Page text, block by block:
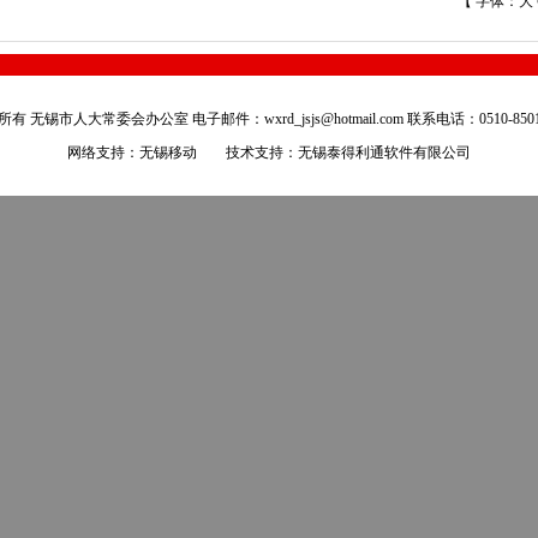
有 无锡市人大常委会办公室 电子邮件：wxrd_jsjs@hotmail.com 联系电话：0510-
网络支持：无锡移动 技术支持： 无锡泰得利通软件有限公司